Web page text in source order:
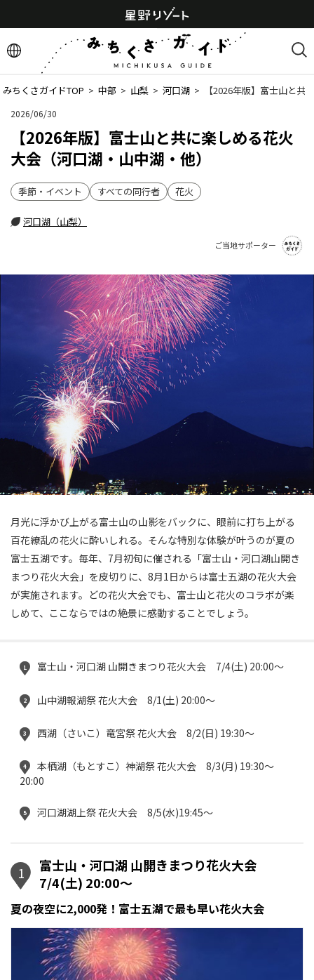
みちくさガイドTOP > 中部 > 山梨 > 河口湖 > 【2026年版】富士山と
2026/06/30
【2026年版】富士山と共に楽しめる花火
大会（河口湖・山中湖・他）
季節・イベント すべての同行者 花火
河口湖（山梨）
ご当地サポーター
月光に浮かび上がる富士山の山影をバックに、眼前に打ち上がる
百花繚乱の花火に酔いしれる。そんな特別な体験が叶うのが夏の
富士五湖です。毎年、7月初旬に催される「富士山・河口湖山開き
まつり花火大会」を皮切りに、8月1日からは富士五湖の花火大会
が実施されます。どの花火大会でも、富士山と花火のコラボが楽
しめて、ここならではの絶景に感動することでしょう。
1 富士山・河口湖 山開きまつり花火大会 7/4(土) 20:00〜
2 山中湖報湖祭 花火大会 8/1(土) 20:00〜
3 西湖（さいこ）竜宮祭 花火大会 8/2(日) 19:30〜
4
本栖湖（もとすこ）神湖祭 花火大会 8/3(月) 19:30〜
20:00
5 河口湖湖上祭 花火大会 8/5(水)19:45～
1
富士山・河口湖 山開きまつり花火大会
7/4(土) 20:00〜
夏の夜空に2,000発！富士五湖で最も早い花火大会